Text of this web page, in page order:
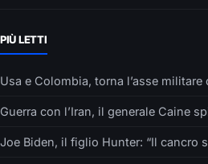
PIÙ LETTI
Usa e Colombia, torna l’asse
Guerra con l’Iran, il generale Caine
Joe Biden, il figlio Hunter: “Il cancro